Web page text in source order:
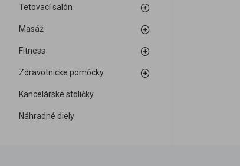
Tetovací salón
Masáž
Fitness
Zdravotnícke pomôcky
Kancelárske stoličky
Náhradné diely